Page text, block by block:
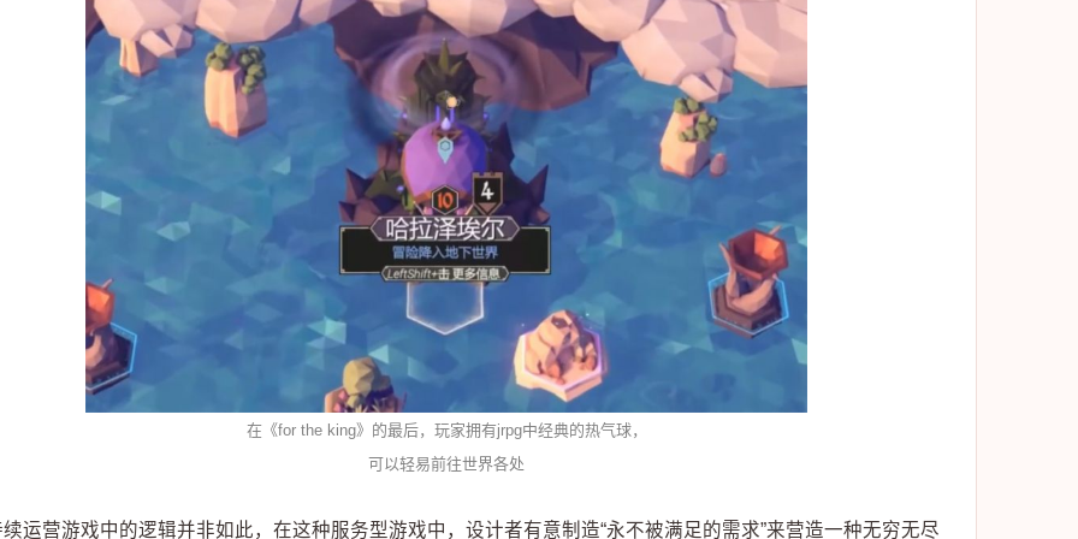
在《for the king》的最后，玩家拥有jrpg中经典的热气球，
可以轻易前往世界各处
运营游戏中的逻辑并非如此，在这种服务型游戏中，设计者有意制造“永不被满足的需求”来营造一种无穷无尽